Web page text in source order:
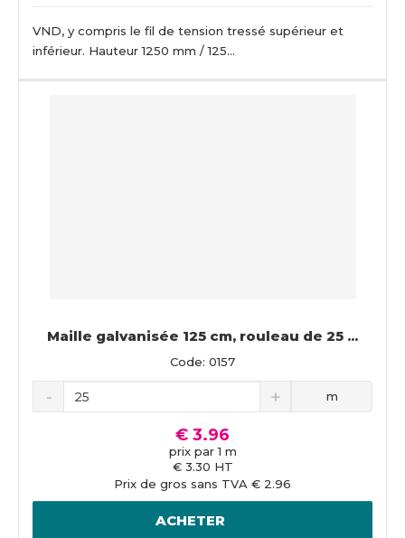
VND, y compris le fil de tension tressé supérieur et
inférieur. Hauteur 1250 mm / 125...
Maille galvanisée 125 cm, rouleau de 25 ...
Code: 0157
€ 3.96
prix par 1 m
€ 3.30 HT
Prix de gros sans TVA € 2.96
m
ACHETER